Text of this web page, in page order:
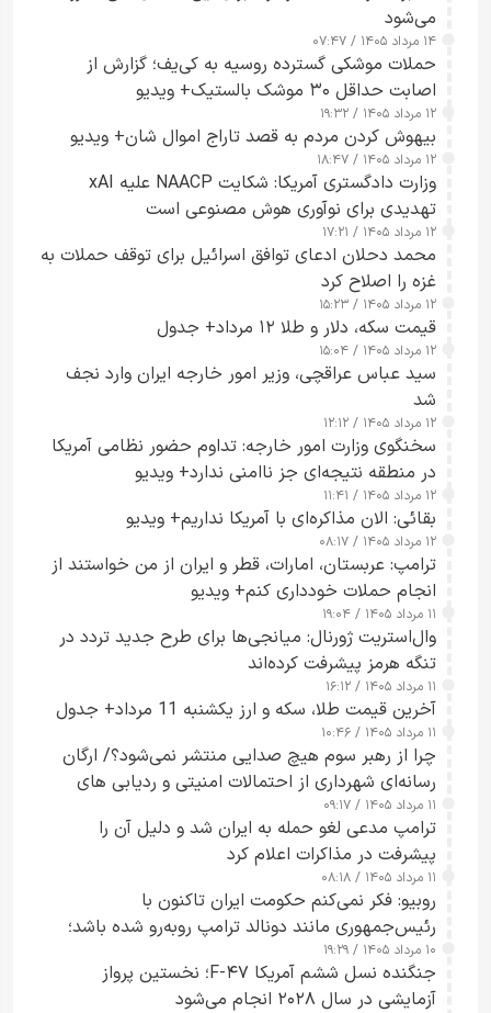
می‌شود
۱۴ مرداد ۱۴۰۵ / ۰۷:۴۷
حملات موشکی گسترده روسیه به کی‌یف؛ گزارش از
اصابت حداقل ۳۰ موشک بالستیک+ ویدیو
۱۲ مرداد ۱۴۰۵ / ۱۹:۳۲
بیهوش کردن مردم به قصد تاراج اموال شان+ ویدیو
۱۲ مرداد ۱۴۰۵ / ۱۸:۴۷
وزارت دادگستری آمریکا: شکایت NAACP علیه xAI
تهدیدی برای نوآوری هوش مصنوعی است
۱۲ مرداد ۱۴۰۵ / ۱۷:۲۱
محمد دحلان ادعای توافق اسرائیل برای توقف حملات به
غزه را اصلاح کرد
۱۲ مرداد ۱۴۰۵ / ۱۵:۲۳
قیمت سکه، دلار و طلا ۱۲ مرداد+ جدول
۱۲ مرداد ۱۴۰۵ / ۱۵:۰۴
سید عباس عراقچی، وزیر امور خارجه ایران وارد نجف
شد
۱۲ مرداد ۱۴۰۵ / ۱۲:۱۲
سخنگوی وزارت امور خارجه: تداوم حضور نظامی آمریکا
در منطقه نتیجه‌ای جز ناامنی ندارد+ ویدیو
۱۲ مرداد ۱۴۰۵ / ۱۱:۴۱
بقائی: الان مذاکره‌ای با آمریکا نداریم+ ویدیو
۱۲ مرداد ۱۴۰۵ / ۰۸:۱۷
ترامپ: عربستان، امارات، قطر و ایران از من خواستند از
انجام حملات خودداری کنم+ ویدیو
۱۱ مرداد ۱۴۰۵ / ۱۹:۰۴
وال‌استریت ژورنال: میانجی‌ها برای طرح جدید تردد در
تنگه هرمز پیشرفت کرده‌اند
۱۱ مرداد ۱۴۰۵ / ۱۶:۱۲
آخرین قیمت طلا، سکه و ارز یکشنبه 11 مرداد+ جدول
۱۱ مرداد ۱۴۰۵ / ۱۰:۴۶
چرا از رهبر سوم هیچ صدایی منتشر نمی‌شود؟/ ارگان
رسانه‌ای شهرداری از احتمالات امنیتی و ردیابی های
جاسوسی گفت
۱۱ مرداد ۱۴۰۵ / ۰۹:۱۷
ترامپ مدعی لغو حمله به ایران شد و دلیل آن را
پیشرفت در مذاکرات اعلام کرد
۱۱ مرداد ۱۴۰۵ / ۰۸:۱۸
روبیو: فکر نمی‌کنم حکومت ایران تاکنون با
رئیس‌جمهوری مانند دونالد ترامپ روبه‌رو شده باشد؛
کسی که واقعاً دست به اقدام می‌زند
۱۰ مرداد ۱۴۰۵ / ۱۹:۲۹
جنگنده نسل ششم آمریکا F-۴۷؛ نخستین پرواز
آزمایشی در سال ۲۰۲۸ انجام می‌شود